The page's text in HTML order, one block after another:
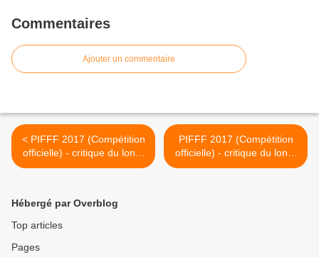
Commentaires
Ajouter un commentaire
< PIFFF 2017 (Compétition
officielle) - critique du long-
métrage TIGERS ARE NOT
PIFFF 2017 (Compétition
officielle) - critique du long-
métrage MATAR A DIOS de
Hébergé par Overblog
Top articles
Pages